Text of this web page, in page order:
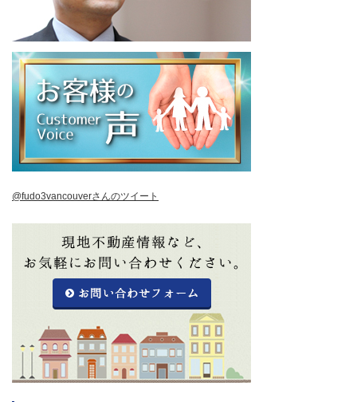
@fudo3vancouverさんのツイート